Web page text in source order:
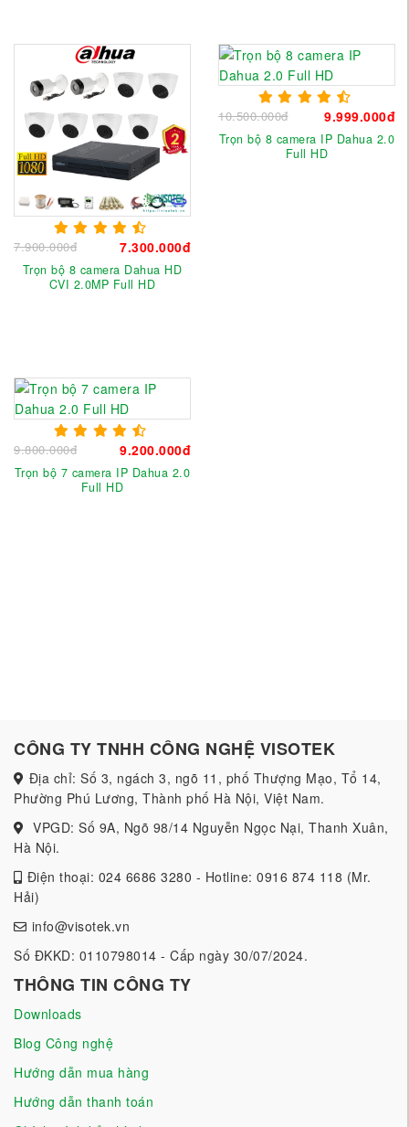
7.900.000đ 7.300.000đ
Trọn bộ 8 camera Dahua HD
CVI 2.0MP Full HD
10.500.000đ 9.999.000đ
Trọn bộ 8 camera IP Dahua 2.0
Full HD
9.800.000đ 9.200.000đ
Trọn bộ 7 camera IP Dahua 2.0
Full HD
CÔNG TY TNHH CÔNG NGHỆ VISOTEK
Địa chỉ: Số 3, ngách 3, ngõ 11, phố Thượng Mạo, Tổ 14,
Phường Phú Lương, Thành phố Hà Nội, Việt Nam.
VPGD: Số 9A, Ngõ 98/14 Nguyễn Ngọc Nại, Thanh Xuân,
Hà Nội.
Điện thoại: 024 6686 3280 - Hotline: 0916 874 118 (Mr.
Hải)
info@visotek.vn
Số ĐKKD: 0110798014 - Cấp ngày 30/07/2024.
THÔNG TIN CÔNG TY
Downloads
Blog Công nghệ
Hướng dẫn mua hàng
Hướng dẫn thanh toán